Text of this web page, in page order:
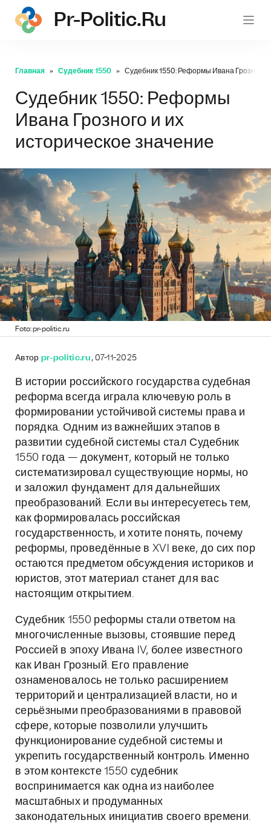
pr-
Pr-Politic.ru
Главная Судебник 1550 Судебник 1550: Реформы Ивана Грозного
Судебник 1550: Реформы
Ивана Грозного и их
историческое значение
Foto: pr-politic.ru
Автор pr-politic.ru , 07-11-2025
В истории российского государства судебная
реформа всегда играла ключевую роль в
формировании устойчивой системы права и
порядка. Одним из важнейших этапов в
развитии судебной системы стал Судебник
1550 года — документ, который не только
систематизировал существующие нормы, но
и заложил фундамент для дальнейших
преобразований. Если вы интересуетесь тем,
как формировалась российская
государственность, и хотите понять, почему
реформы, проведённые в XVI веке, до сих пор
остаются предметом обсуждения историков и
юристов, этот материал станет для вас
настоящим открытием.
Судебник 1550 реформы стали ответом на
многочисленные вызовы, стоявшие перед
Россией в эпоху Ивана IV, более известного
как Иван Грозный. Его правление
ознаменовалось не только расширением
территорий и централизацией власти, но и
серьёзными преобразованиями в правовой
сфере, которые позволили улучшить
функционирование судебной системы и
укрепить государственный контроль. Именно
в этом контексте 1550 судебник
воспринимается как одна из наиболее
масштабных и продуманных
законодательных инициатив своего времени.